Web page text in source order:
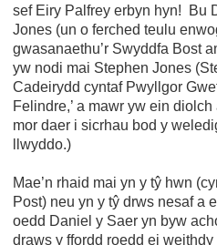
sef Eiry Palfrey erbyn hyn! Bu
Jones (un o ferched teulu
gwasanaethu’r Swyddfa Bost
yw nodi mai Stephen Jones
Cadeirydd cyntaf Pwyllgor
Felindre,’ a mawr yw ein
mor daer i sicrhau bod y
llwyddo.)
Mae’n rhaid mai yn y tŷ hwn
Post) neu yn y tŷ drws nesaf a
oedd Daniel y Saer yn byw
draws y ffordd roedd ei